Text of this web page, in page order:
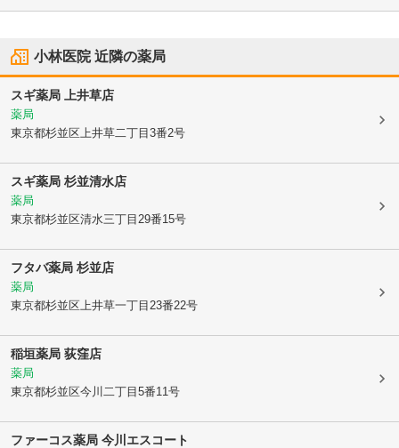
小林医院近隣の薬局
スギ薬局 上井草店
薬局
東京都杉並区 上井草二丁目3番2号
スギ薬局 杉並清水店
薬局
東京都杉並区清水三丁目29番15号
フタバ薬局 杉並店
薬局
東京都杉並区 上井草一丁目23番22号
稲垣薬局 荻窪店
薬局
東京都杉並区今川二丁目5番11号
ファーコス薬局 今川エスコート